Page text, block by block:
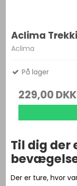
Aclima
Aclima
På lager
229,00 DKK
Til dig der
Der er ture, hvor